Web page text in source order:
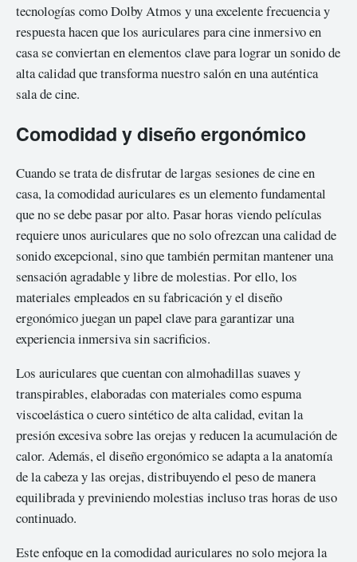
tecnologías como Dolby Atmos y una excelente frecuencia y
respuesta hacen que los auriculares para cine inmersivo en
casa se conviertan en elementos clave para lograr un sonido de
alta calidad que transforma nuestro salón en una auténtica
sala de cine.
Comodidad y diseño ergonómico
Cuando se trata de disfrutar de largas sesiones de cine en
casa, la comodidad auriculares es un elemento fundamental
que no se debe pasar por alto. Pasar horas viendo películas
requiere unos auriculares que no solo ofrezcan una calidad de
sonido excepcional, sino que también permitan mantener una
sensación agradable y libre de molestias. Por ello, los
materiales empleados en su fabricación y el diseño
ergonómico juegan un papel clave para garantizar una
experiencia inmersiva sin sacrificios.
Los auriculares que cuentan con almohadillas suaves y
transpirables, elaboradas con materiales como espuma
viscoelástica o cuero sintético de alta calidad, evitan la
presión excesiva sobre las orejas y reducen la acumulación de
calor. Además, el diseño ergonómico se adapta a la anatomía
de la cabeza y las orejas, distribuyendo el peso de manera
equilibrada y previniendo molestias incluso tras horas de uso
continuado.
Este enfoque en la comodidad auriculares no solo mejora la